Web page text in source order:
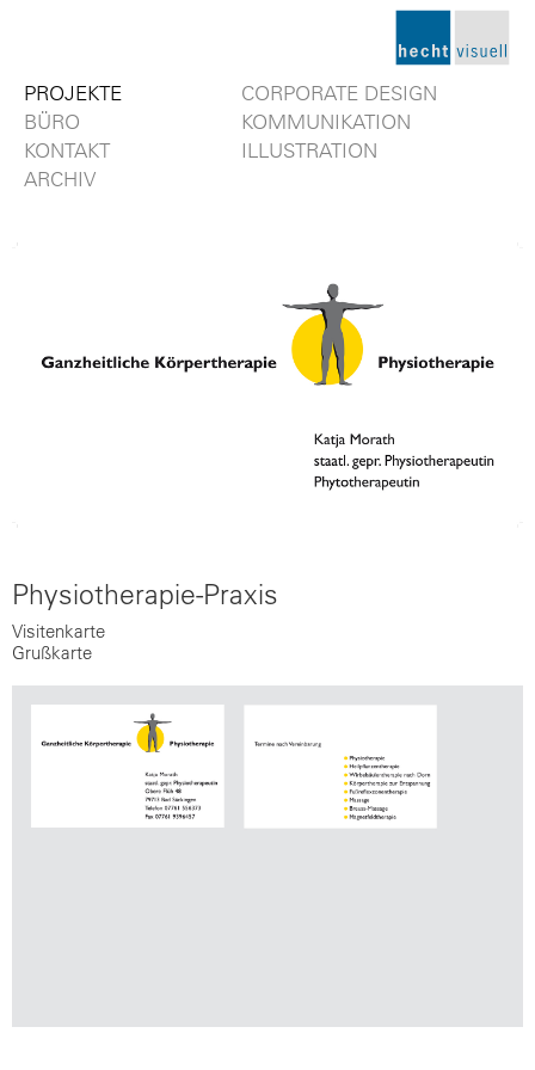
PROJEKTE
CORPORATE DESIGN
KOMMUNIKATION
ILLUSTRATION
BÜRO
KONTAKT
ARCHIV
Physiotherapie-Praxis
Visitenkarte
Grußkarte